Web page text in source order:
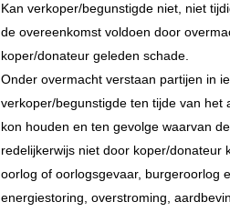
Kan verkoper/begunstigde niet, niet
de overeenkomst voldoen door
koper/donateur geleden schade.
Onder overmacht verstaan partijen in
verkoper/begunstigde ten tijde van
kon houden en ten gevolge waarvan
redelijkerwijs niet door koper/donateur
oorlog of oorlogsgevaar, burgeroorlog
energiestoring, overstroming,